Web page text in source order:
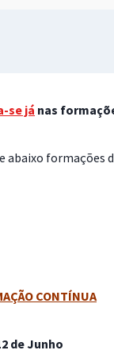
se já nas
abaixo formações
CONTÍNUA
de Junho